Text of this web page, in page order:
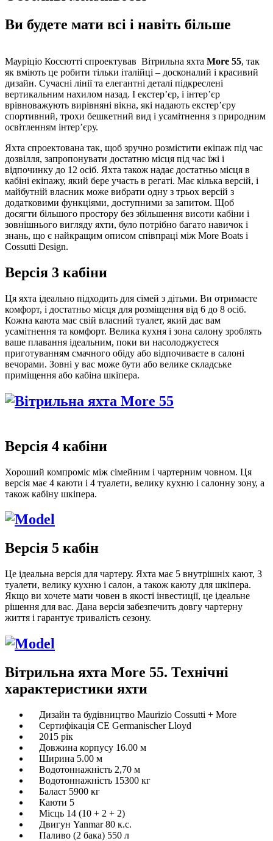
Ви будете мати всі і навіть більше
Мауріціо Коссютті спроектував Вітрильна яхта More 55, так
як вміють це робити тільки італійці – досконалий і красивий
дизайн. Сучасні лінії та елегантні деталі підкреслені
вертикальним нахилом назад. І екстер’єр, і інтер’єр
врівноважують вирівняні вікна, які надають екстер’єру
спортивний, трохи бешкетний вид і усамітнення з природним
освітленням інтер’єру.
Яхта спроектована так, щоб зручно розмістити екіпаж під час
дозвілля, запропонувати достатню місця під час їжі і
відпочинку до 12 осіб. Яхта також надає достатньо місця в
кабіні екіпажу, який бере участь в регаті. Має кілька версій, і
майбутній власник може вибрати одну з трьох версій з
додатковими функціями, доступними за запитом. Щоб
досягти більшого простору без збільшення висоти кабіни і
зовнішнього вигляду яхти, було потрібно багато навичок і
знань, що є найкращим описом співпраці між More Boats і
Cossutti Design.
Версія 3 кабіни
Ця яхта ідеально підходить для сімей з дітьми. Ви отримаєте
комфорт, і достатньо місця для розміщення від 6 до 8 осіб.
Кожна каюта має свій власний туалет, який дає вам
усамітнення та комфорт. Велика кухня і зона салону зроблять
ваше плавання ідеальним, поки ви насолоджуєтеся
приготуванням смачного обіду або відпочиваєте в салоні
вечорами. Зовні у вас може бути або велике складське
приміщення або кабіна шкіпера.
Версія 4 кабіни
Хороший компроміс між сімейним і чартерним човном. Ця
версія має 4 каюти і 4 туалети, велику кухню і салонну зону, а
також кабіну шкіпера.
Версія 5 кабін
Це ідеальна версія для чартеру. Яхта має 5 внутрішніх кают, 3
туалети, велику кухню і салон, а також каюту для шкіпера.
Якщо ви хочете мати човен в якості інвестиції, це ідеальне
рішення для вас. Дана версія забезпечить довгу чартерну
життя і гарантує тривалість сезону.
Вітрильна яхта More 55. Технічні
характеристики яхти
Дизайн та будівництво Maurizio Cossutti + More
Сертифікація CE Germanischer Lloyd
2015 рік
Довжина корпусу 16.00 м
Ширина 5.00 м
Водотоннажність 2,70 м
Водотоннажність 15300 кг
Баласт 5900 кг
Каюти 5
Місць 14 (10 + 2 + 2)
Двигун Yanmar 80 к.с.
Паливо (2 бака) 550 л